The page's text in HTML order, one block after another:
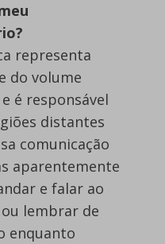
representa
do volume
é responsável
distantes
comunicação
aparentemente
e falar ao
lembrar de
enquanto